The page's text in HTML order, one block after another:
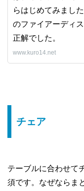
らはじめてみまし
のファイアーディ
正解でした。
www.kuro14.net
チェア
テーブルに合わせて
須です。なぜならま